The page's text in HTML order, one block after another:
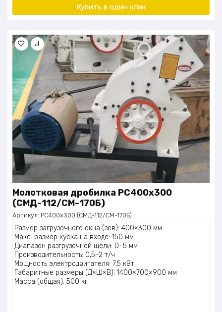
Купить в один клик
Молотковая дробилка PC400x300
(СМД-112/СМ-170Б)
Артикул: PC400x300 (СМД-112/СМ-170Б)
Размер загрузочного окна (зев): 400×300 мм
Макс. размер куска на входе: 150 мм
Диапазон разгрузочной щели: 0–5 мм
Производительность: 0,5–2 т/ч
Мощность электродвигателя: 7,5 кВт
Габаритные размеры (Д×Ш×В): 1400×700×900 мм
Масса (общая): 500 кг